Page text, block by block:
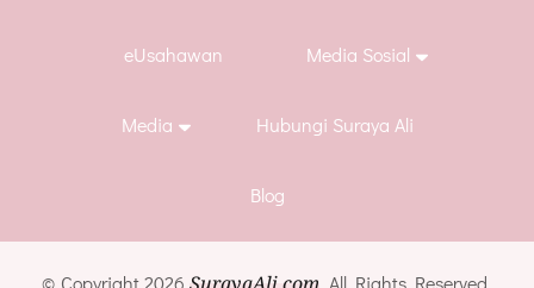
eUsahawan Media Sosial
Media Hubungi Suraya Ali
Blog
© Copyright 2026SurayaAli.com . All Rights Reserved.